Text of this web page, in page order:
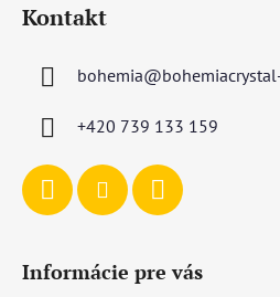
Kontakt
bohemia@
+420 739 133 159
Informácie pre vás